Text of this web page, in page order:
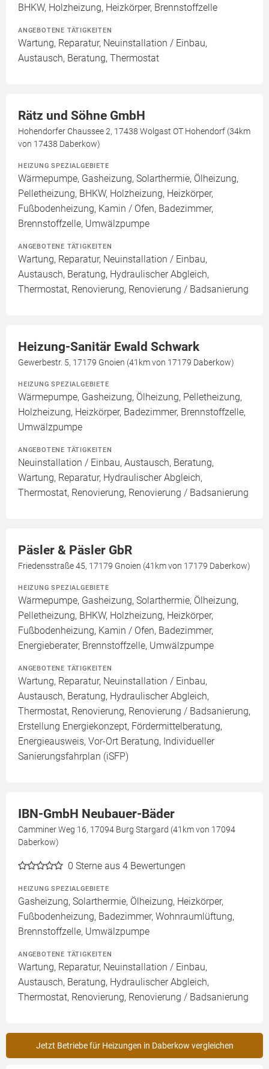
BHKW, Holzheizung, Heizkörper, Brennstoffzelle
ANGEBOTENE TÄTIGKEITEN
Wartung, Reparatur, Neuinstallation / Einbau,
Austausch, Beratung, Thermostat
Rätz und Söhne GmbH
Hohendorfer Chaussee 2, 17438 Wolgast OT Hohendorf (34km
von 17438 Daberkow)
HEIZUNG SPEZIALGEBIETE
Wärmepumpe, Gasheizung, Solarthermie, Ölheizung,
Pelletheizung, BHKW, Holzheizung, Heizkörper,
Fußbodenheizung, Kamin / Ofen, Badezimmer,
Brennstoffzelle, Umwälzpumpe
ANGEBOTENE TÄTIGKEITEN
Wartung, Reparatur, Neuinstallation / Einbau,
Austausch, Beratung, Hydraulischer Abgleich,
Thermostat, Renovierung, Renovierung / Badsanierung
Heizung-Sanitär Ewald Schwark
Gewerbestr. 5, 17179 Gnoien (41km von 17179 Daberkow)
HEIZUNG SPEZIALGEBIETE
Wärmepumpe, Gasheizung, Ölheizung, Pelletheizung,
Holzheizung, Heizkörper, Badezimmer, Brennstoffzelle,
Umwälzpumpe
ANGEBOTENE TÄTIGKEITEN
Neuinstallation / Einbau, Austausch, Beratung,
Wartung, Reparatur, Hydraulischer Abgleich,
Thermostat, Renovierung, Renovierung / Badsanierung
Päsler & Päsler GbR
Friedensstraße 45, 17179 Gnoien (41km von 17179 Daberkow)
HEIZUNG SPEZIALGEBIETE
Wärmepumpe, Gasheizung, Solarthermie, Ölheizung,
Pelletheizung, BHKW, Holzheizung, Heizkörper,
Fußbodenheizung, Kamin / Ofen, Badezimmer,
Energieberater, Brennstoffzelle, Umwälzpumpe
ANGEBOTENE TÄTIGKEITEN
Wartung, Reparatur, Neuinstallation / Einbau,
Austausch, Beratung, Hydraulischer Abgleich,
Thermostat, Renovierung, Renovierung / Badsanierung,
Erstellung Energiekonzept, Fördermittelberatung,
Energieausweis, Vor-Ort Beratung, Individueller
Sanierungsfahrplan (iSFP)
IBN-GmbH Neubauer-Bäder
Camminer Weg 16, 17094 Burg Stargard (41km von 17094
Daberkow)
0 Sterne aus 4 Bewertungen
HEIZUNG SPEZIALGEBIETE
Gasheizung, Solarthermie, Ölheizung, Heizkörper,
Fußbodenheizung, Badezimmer, Wohnraumlüftung,
Brennstoffzelle, Umwälzpumpe
ANGEBOTENE TÄTIGKEITEN
Wartung, Reparatur, Neuinstallation / Einbau,
Austausch, Beratung, Hydraulischer Abgleich,
Thermostat, Renovierung, Renovierung / Badsanierung
Jetzt Betriebe für Heizungen in Daberkow vergleichen